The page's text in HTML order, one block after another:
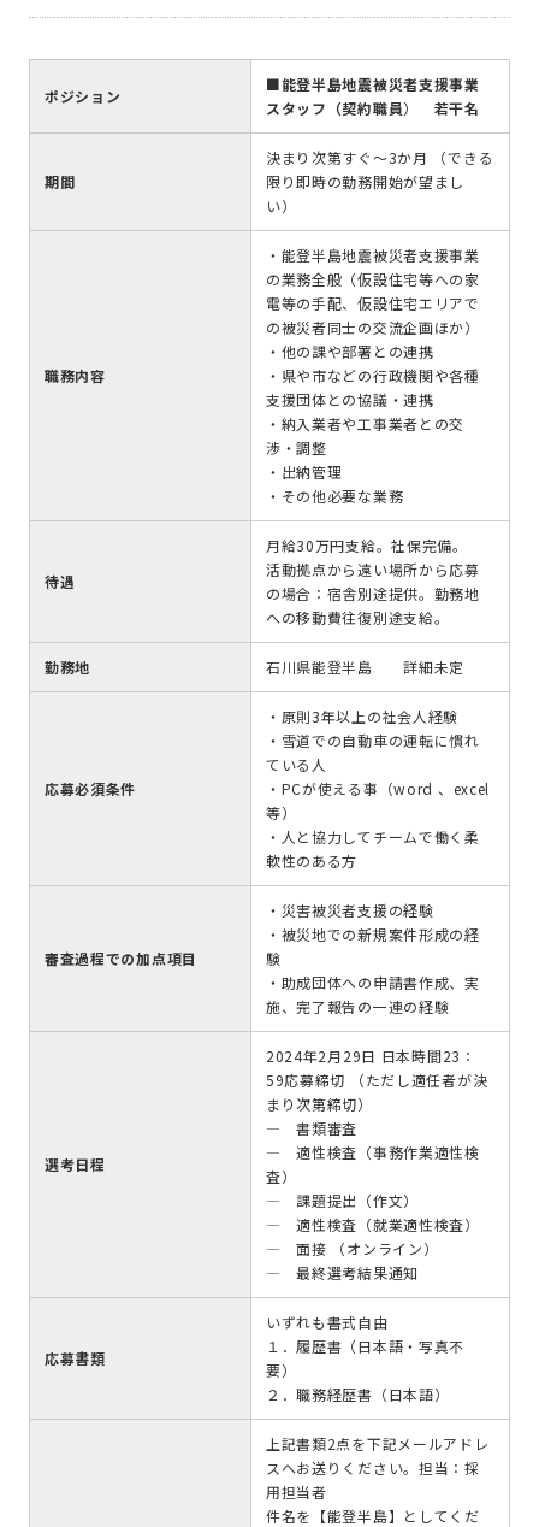
ポジション
■能登半島地震被災者支援事業
スタッフ（契約職員） 若干名
期間
決まり次第すぐ～3か月 （できる
限り即時の勤務開始が望まし
い）
職務内容
・能登半島地震被災者支援事業
の業務全般（仮設住宅等への家
電等の手配、仮設住宅エリアで
の被災者同士の交流企画ほか）
・他の課や部署との連携
・県や市などの行政機関や各種
支援団体との協議・連携
・納入業者や工事業者との交
渉・調整
・出納管理
・その他必要な業務
待遇
月給30万円支給。社保完備。
活動拠点から遠い場所から応募
の場合：宿舎別途提供。勤務地
への移動費往復別途支給。
勤務地 石川県能登半島 詳細未定
応募必須条件
・原則3年以上の社会人経験
・雪道での自動車の運転に慣れ
ている人
・PCが使える事（word 、excel
等）
・人と協力してチームで働く柔
軟性のある方
審査過程での加点項目
・災害被災者支援の経験
・被災地での新規案件形成の経
験
・助成団体への申請書作成、実
施、完了報告の一連の経験
選考日程
2024年2月29日 日本時間23：
59応募締切 （ただし適任者が決
まり次第締切）
― 書類審査
― 適性検査（事務作業適性検
査）
― 課題提出（作文）
― 適性検査（就業適性検査）
― 面接 （オンライン）
― 最終選考結果通知
応募書類
いずれも書式自由
１．履歴書（日本語・写真不
要）
２．職務経歴書（日本語）
上記書類2点を下記メールアドレ
スへお送りください。担当：採
用担当者
件名を【能登半島】としてくだ